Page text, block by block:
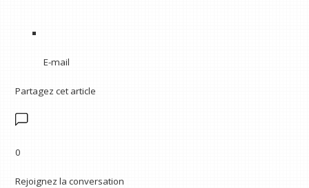
E-mail
Partagez cet article
0
Rejoignez la conversation